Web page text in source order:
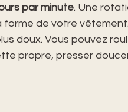
par minute. Une
de votre
doux. Vous pouvez
propre, presser